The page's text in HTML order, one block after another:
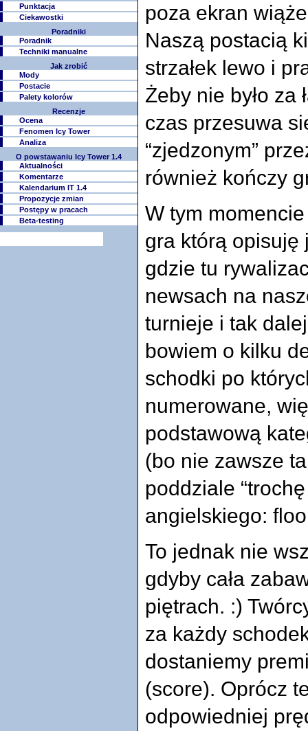
Punktacja
Ciekawostki
Poradniki
Poradnik
Techniki manualne
Jak zrobić
Mody
Postacie
Palety kolorów
Recenzje
Ocena
Fenomen Icy Tower
Analiza
O powstawaniu Icy Tower 1.4
Aktualności
Komentarze
Kalendarium IT 1.4
Propozycje zmian
Postępy w pracach
Beta-testing
poza ekran
Naszą postacią
strzałek lewo i
Żeby nie było za
czas przesuwa
zjedzonym
również kończy
W tym
gra którą opisuję
gdzie tu
newsach na
turnieje i tak
bowiem o kilku
schodki po
numerowane,
podstawową
(bo nie zawsze
poddziale
angielskiego:
To jednak nie
gdyby cała
piętrach. :)
za każdy
dostaniemy
(score). Oprócz
odpowiedniej